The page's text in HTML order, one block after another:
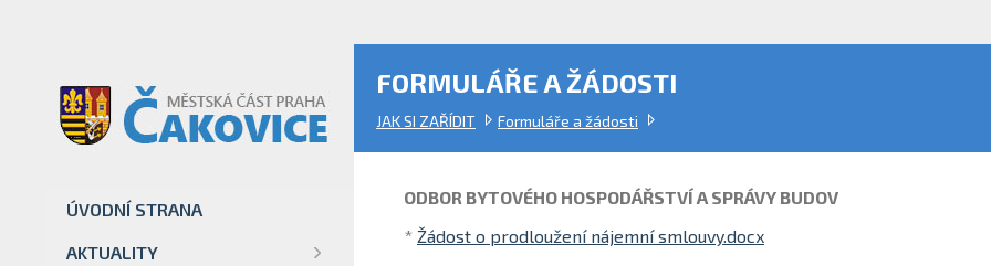
FORMULÁŘE A ŽÁDOSTI
JAK SI ZAŘÍDIT Formuláře a žádosti
ÚVODNÍ STRANA
AKTUALITY
ODBOR BYTOVÉHO HOSPODÁŘSTVÍ A SPRÁVY BUDOV
* Žádost o prodloužení nájemní smlouvy.docx